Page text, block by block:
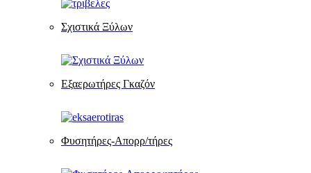
Σχιστικά Ξύλων
Εξαερωτήρες Γκαζόν
Φυσητήρες-Απορρ/τήρες